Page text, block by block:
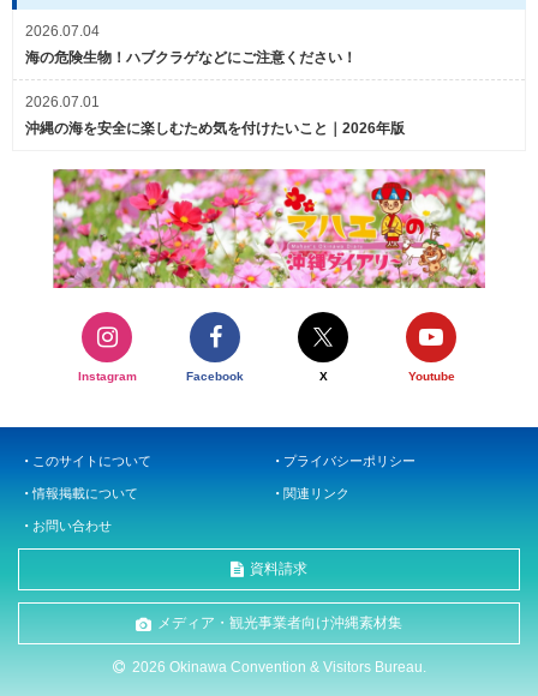
2026.07.04
海の危険生物！ハブクラゲなどにご注意ください！
2026.07.01
沖縄の海を安全に楽しむため気を付けたいこと｜2026年版
Instagram Facebook X Youtube
このサイトについて プライバシーポリシー
情報掲載について 関連リンク
お問い合わせ
資料請求
メディア・観光事業者向け沖縄素材集
2026 Okinawa Convention & Visitors Bureau.